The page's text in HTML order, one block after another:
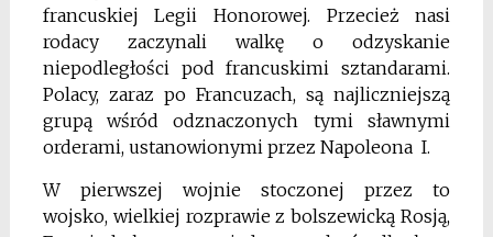
francuskiej Legii Honorowej. Przecież nasi
rodacy zaczynali walkę o odzyskanie
niepodległości pod francuskimi sztandarami.
Polacy, zaraz po Francuzach, są najliczniejszą
grupą wśród odznaczonych tymi sławnymi
orderami, ustanowionymi przez Napoleona I.
W pierwszej wojnie stoczonej przez to
wojsko, wielkiej rozprawie z bolszewicką Rosją,